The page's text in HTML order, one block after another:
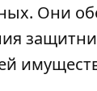
Они